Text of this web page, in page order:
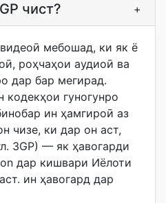
чист? +
мебошад, ки як ё
роҳчаҳои аудиоӣ ва
дар бар мегирад.
кодекҳои гуногунро
ин ҳамгироӣ аз
чизе, ки дар он аст,
3GP) — як ҳавогарди
дар кишвари Иёлоти
ин ҳавогард дар